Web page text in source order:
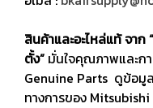
สินค้าและอะไหล่แท้ จา
ตั้ง” มั่นใจคุณภาพและก
Genuine Parts ดูข้อมู
ทางการของ